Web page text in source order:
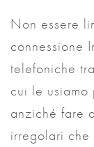
Non essere
connessione
telefoniche
cui le usiamo
anziché fare
irregolari che